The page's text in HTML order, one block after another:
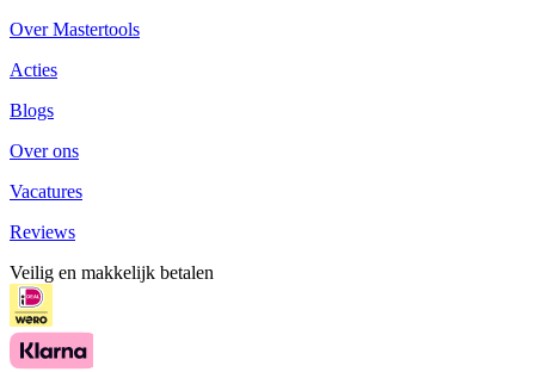
Over Mastertools
Acties
Blogs
Over ons
Vacatures
Reviews
Veilig en makkelijk betalen